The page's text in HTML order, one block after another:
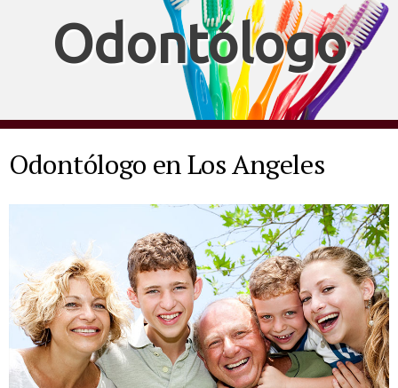
Odontólogo
Odontólogo en Los Angeles